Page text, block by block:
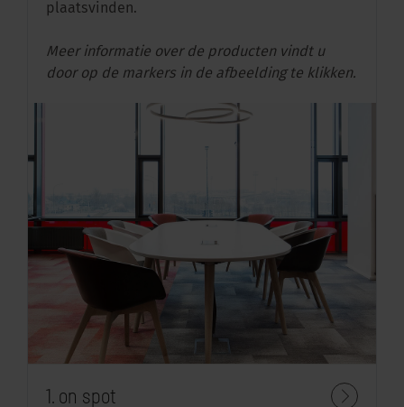
plaatsvinden.
Meer informatie over de producten vindt u
door op de markers in de afbeelding te klikken.
1. on spot